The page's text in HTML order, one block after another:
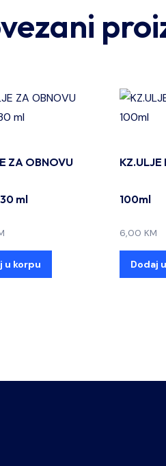
ZA OBNOVU
ml
u korpu
100ml
6,00 KM
Dodaj